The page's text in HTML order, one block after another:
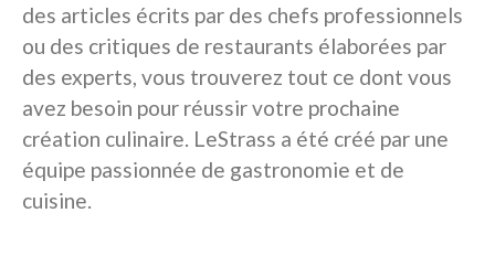
des articles écrits par des chefs professionnels
ou des critiques de restaurants élaborées par
des experts, vous trouverez tout ce dont vous
avez besoin pour réussir votre prochaine
création culinaire. LeStrass a été créé par une
équipe passionnée de gastronomie et de
cuisine.